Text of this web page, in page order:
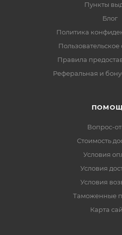
Пункты
Блог
Политика
Правила
Реферальная и
Вопрос-
Стоимость
Условия
Условия
Условия
Таможенные
Карта